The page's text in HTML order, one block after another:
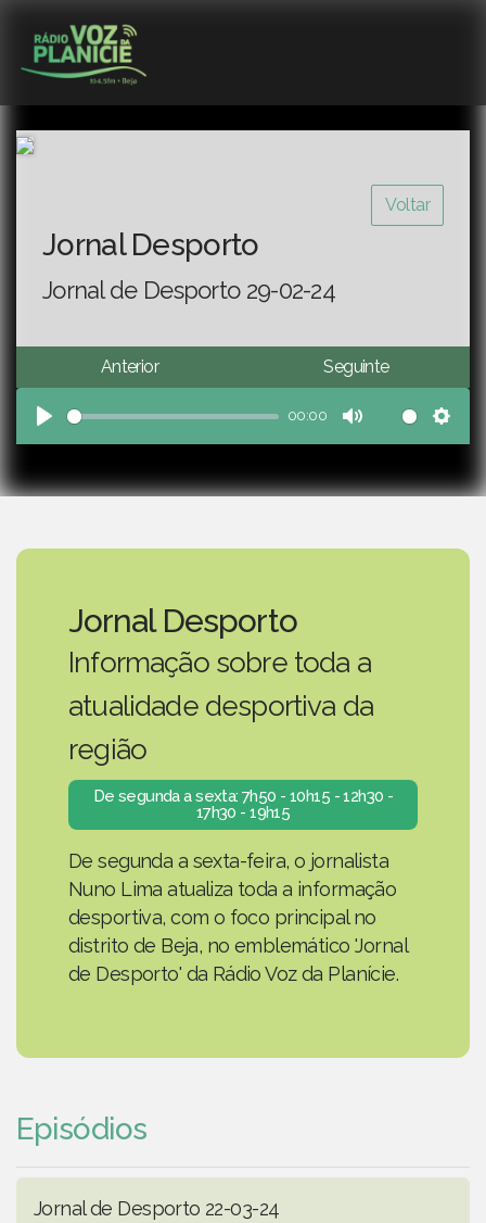
Voltar
Jornal Desporto
Jornal de Desporto 29-02-24
Anterior Seguinte
Play
00:00
Mute
Jornal Desporto
Informação sobre toda a
atualidade desportiva da
região
De segunda a sexta: 7h50 - 10h15 - 12h30 -
17h30 - 19h15
De segunda a sexta-feira, o jornalista
Nuno Lima atualiza toda a informação
desportiva, com o foco principal no
distrito de Beja, no emblemático 'Jornal
de Desporto' da Rádio Voz da Planície.
Episódios
Jornal de Desporto 22-03-24